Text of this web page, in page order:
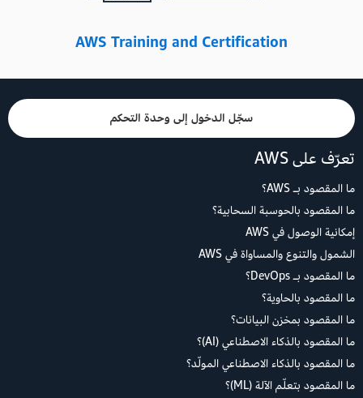
AWS Training and Certification
سجّل الدخول إلى وحدة التحكم
تعرّف على AWS
ما المقصود بـ AWS؟
ما المقصود بالحوسبة السحابية؟
إمكانية الوصول في AWS
الشمول والتنوع والمساواة في AWS
ما المقصود بـ DevOps؟
ما المقصود بالحاوية؟
ما المقصود بمخزن البيانات؟
ما المقصود بالذكاء الاصطناعي (AI)؟
ما المقصود بالذكاء الاصطناعي المولّد؟
ما المقصود بتعلّم الآلة (ML)؟